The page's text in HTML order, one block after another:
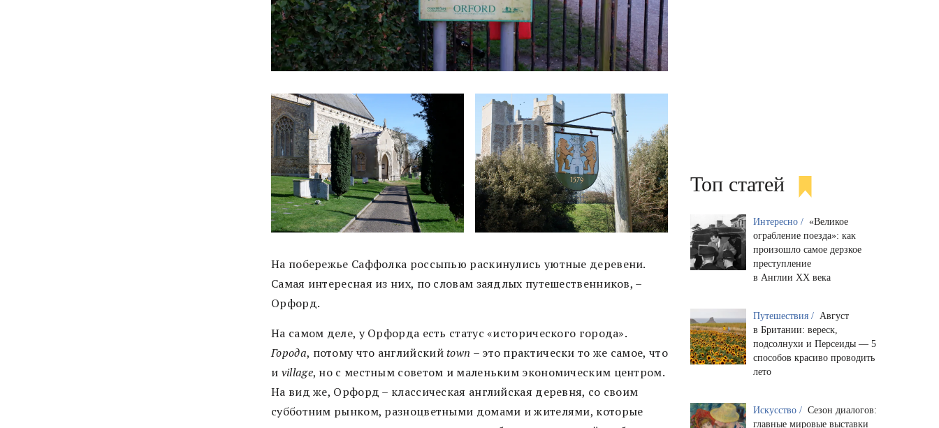
На побережье Саффолка россыпью раскинулись уютные деревени.
Самая интересная из них, по словам заядлых путешественников, –
Орфорд.
На самом деле, у Орфорда есть статус «исторического города».
Города, потому что английскийtown – это практически то же самое, что
и village, но с местным советом и маленьким экономическим центром.
На вид же, Орфорд – классическая английская деревня, со своим
субботним рынком, разноцветными домами и жителями, которые
Топ статей
Интересно / «Великое
ограбление поезда»: как
произошло самое дерзкое
преступление
в Англии XX века
Путешествия / Август
в Британии: вереск,
подсолнухи и Персеиды — 5
способов красиво проводить
лето
Искусство / Сезон диалогов:
главные мировые выставки